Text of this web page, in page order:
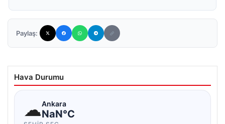
Paylaş:
Hava Durumu
☁Ankara
NaN°C